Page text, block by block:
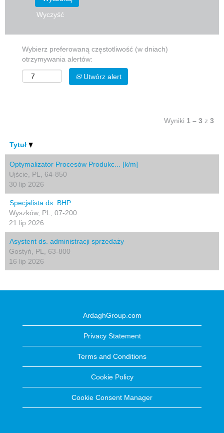
Wyczyść
Wybierz preferowaną częstotliwość (w dniach)
otrzymywania alertów:
Utwórz alert
Wyniki 1 – 3 z 3
Tytuł
Optymalizator Procesów Produkc... [k/m]
Ujście, PL, 64-850
30 lip 2026
Specjalista ds. BHP
Wyszków, PL, 07-200
21 lip 2026
Asystent ds. administracji sprzedaży
Gostyń, PL, 63-800
16 lip 2026
ArdaghGroup.com
Privacy Statement
Terms and Conditions
Cookie Policy
Cookie Consent Manager